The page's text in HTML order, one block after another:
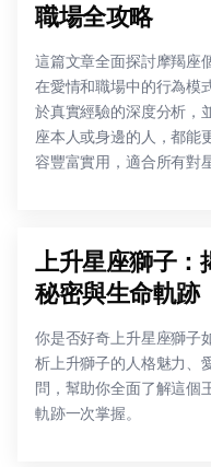
職場全攻略
這篇文章全面探討摩羯座
在愛情和職場中的行為模
於真實經驗的深度分析，
座本人或身邊的人，都能
容豐富實用，適合所有對
上升星座獅子：
秘密與生命軌跡
你是否好奇上升星座獅子
析上升獅子的人格魅力、
問，幫助你全面了解這個
軌跡一次掌握。